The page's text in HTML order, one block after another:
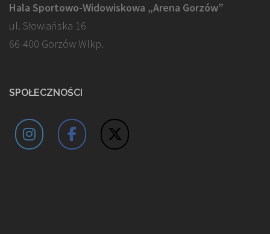
Hala Sportowo-Widowiskowa „Arena Gorzów”
ul. Słowiańska 16
66-400 Gorzów Wlkp.
SPOŁECZNOŚCI